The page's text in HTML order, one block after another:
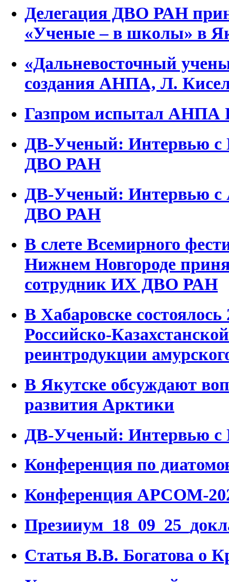
Делегация ДВО РАН
«Ученые – в школы» в
«Дальневосточный
создания АНПА, Л.
Газпром испытал
ДВ-Ученый: Интервью
ДВО РАН
ДВ-Ученый: Интервью с
ДВО РАН
В слете Всемирного
Нижнем Новгороде
сотрудник ИХ ДВО РАН
В Хабаровске состоялось
Российско-
реинтродукции
В Якутске обсуждают
развития Арктики
ДВ-Ученый: Интервью с
Конференция по
Конференция APCOM-
Статья В.В. Богатова о